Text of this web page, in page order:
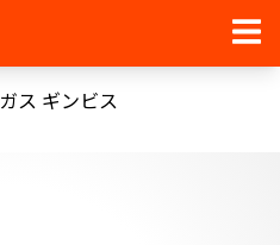
ス ギンビス